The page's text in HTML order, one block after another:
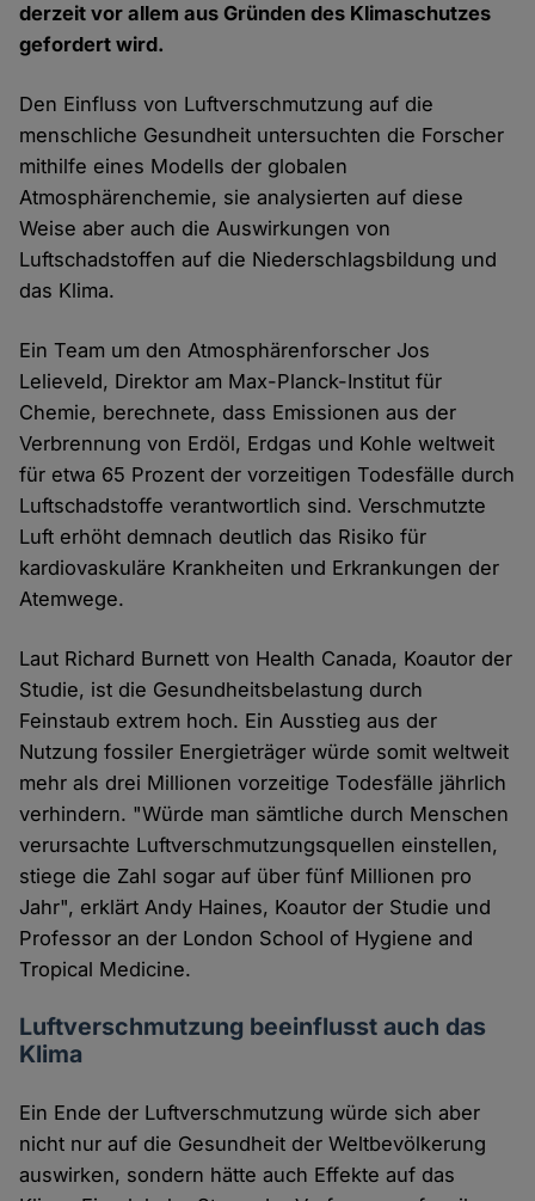
derzeit vor allem aus Gründen des Klimaschutzes
gefordert wird.
Den Einfluss von Luftverschmutzung auf die
menschliche Gesundheit untersuchten die Forscher
mithilfe eines Modells der globalen
Atmosphärenchemie, sie analysierten auf diese
Weise aber auch die Auswirkungen von
Luftschadstoffen auf die Niederschlagsbildung und
das Klima.
Ein Team um den Atmosphärenforscher Jos
Lelieveld, Direktor am Max-Planck-Institut für
Chemie, berechnete, dass Emissionen aus der
Verbrennung von Erdöl, Erdgas und Kohle weltweit
für etwa 65 Prozent der vorzeitigen Todesfälle durch
Luftschadstoffe verantwortlich sind. Verschmutzte
Luft erhöht demnach deutlich das Risiko für
kardiovaskuläre Krankheiten und Erkrankungen der
Atemwege.
Laut Richard Burnett von Health Canada, Koautor der
Studie, ist die Gesundheitsbelastung durch
Feinstaub extrem hoch. Ein Ausstieg aus der
Nutzung fossiler Energieträger würde somit weltweit
mehr als drei Millionen vorzeitige Todesfälle jährlich
verhindern. "Würde man sämtliche durch Menschen
verursachte Luftverschmutzungsquellen einstellen,
stiege die Zahl sogar auf über fünf Millionen pro
Jahr", erklärt Andy Haines, Koautor der Studie und
Professor an der London School of Hygiene and
Tropical Medicine.
Luftverschmutzung beeinflusst auch das
Klima
Ein Ende der Luftverschmutzung würde sich aber
nicht nur auf die Gesundheit der Weltbevölkerung
auswirken, sondern hätte auch Effekte auf das